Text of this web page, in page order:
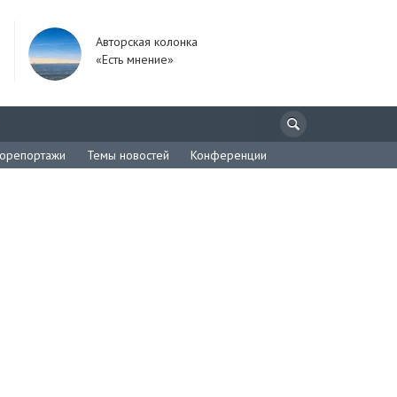
Авторская колонка
«Есть мнение»
Темы новостей Конференции